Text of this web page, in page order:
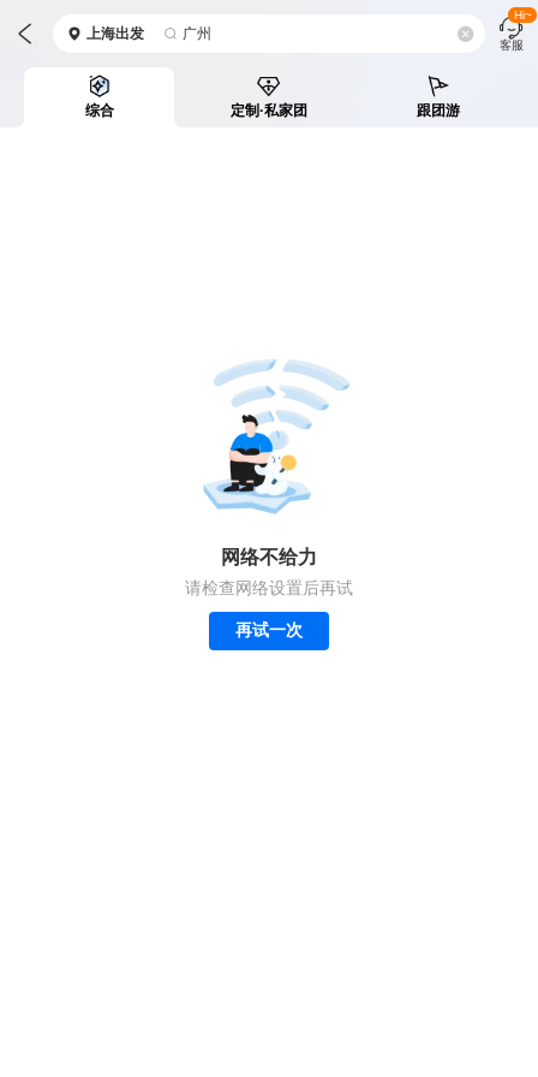
上海出发 广州
客服
Hi~
综合 定制·私家团 跟团游
网络不给力
请检查网络设置后再试
再试一次